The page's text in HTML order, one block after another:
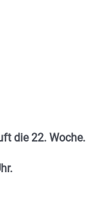
die 22. Woche.